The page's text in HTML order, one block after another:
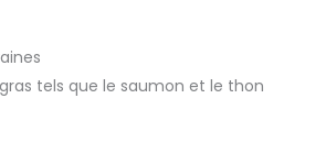
tels que le saumon et le thon